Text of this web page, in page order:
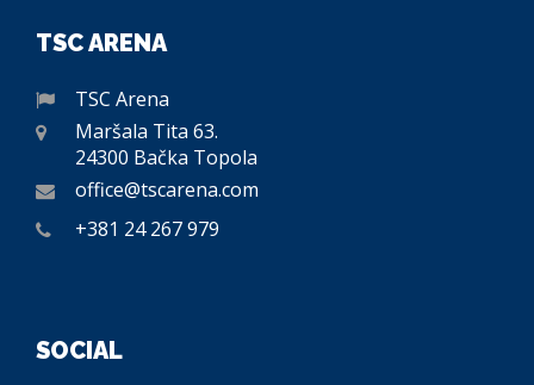
TSC ARENA
TSC Arena
Maršala Tita 63.
24300 Bačka Topola
office@tscarena.com
+381 24 267 979
SOCIAL